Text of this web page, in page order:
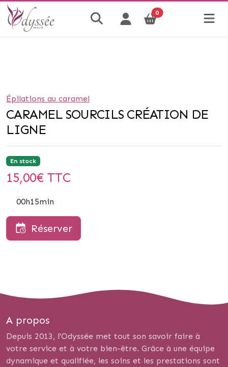
0
Épilations au caramel
CARAMEL SOURCILS CRÉATION DE
LIGNE
En stock
15,00€ TTC
00h15min
Réserver
A propos
Depuis 2013, l'Odyssée met tout son savoir faire à
votre service et à votre bien-être. Grâce à une équipe
dynamique et qualifiée, les soins et les prestations sont